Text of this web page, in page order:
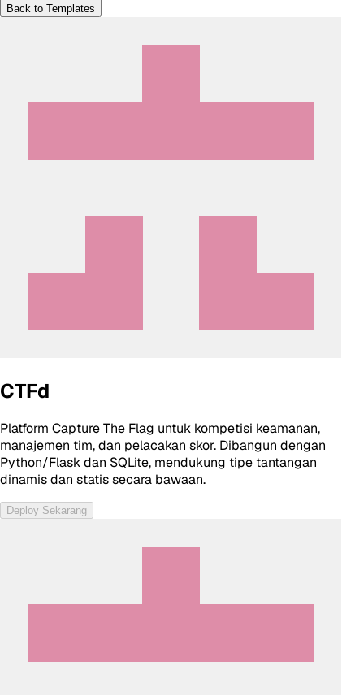
Back to Templates
CTFd
Platform Capture The Flag untuk kompetisi keamanan,
manajemen tim, dan pelacakan skor. Dibangun dengan
Python/Flask dan SQLite, mendukung tipe tantangan
dinamis dan statis secara bawaan.
Deploy Sekarang